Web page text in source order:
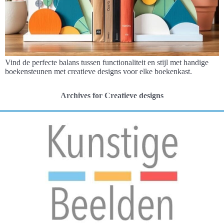
Vind de perfecte balans tussen functionaliteit en stijl met handige
boekensteunen met creatieve designs voor elke boekenkast.
Archives for Creatieve designs